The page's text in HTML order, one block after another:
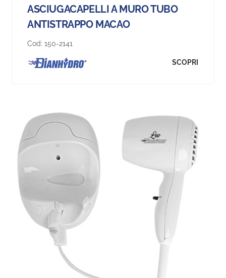
ASCIUGACAPELLI A MURO TUBO
ANTISTRAPPO MACAO
Cod: 150-2141
SCOPRI